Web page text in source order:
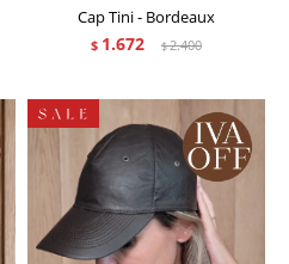
Cap Tini - Bordeaux
$ 1.672 $2.400